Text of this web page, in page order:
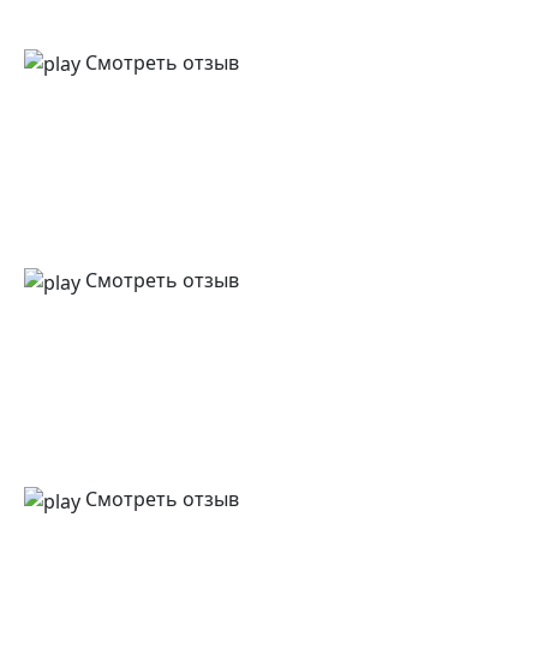
Смотреть отзыв
Смотреть отзыв
Смотреть отзыв